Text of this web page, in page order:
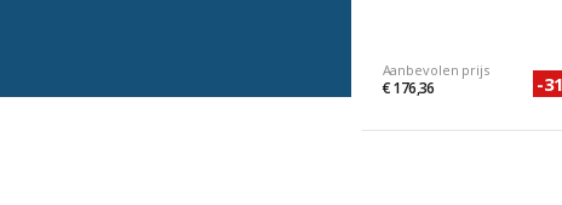
Aanbevolen prijs
€ 176,36 -